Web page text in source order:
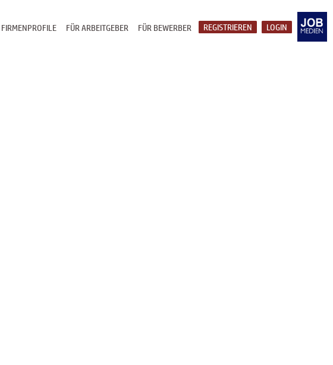
LOGIN
REGISTRIEREN
FÜR BEWERBER
FÜR ARBEITGEBER
FIRMENPROFILE